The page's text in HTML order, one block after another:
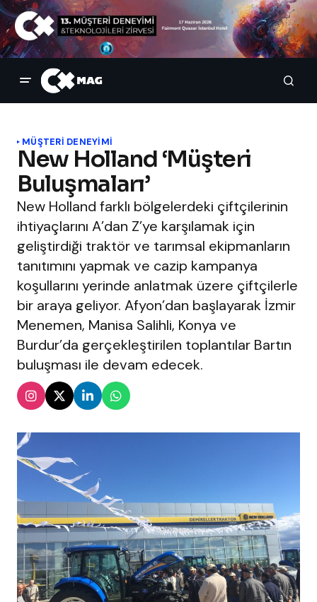
MÜŞTERI DENEYIMI
New Holland ‘Müşteri
Buluşmaları’
New Holland farklı bölgelerdeki çiftçilerinin
ihtiyaçlarını A’dan Z’ye karşılamak için
geliştirdiği traktör ve tarımsal ekipmanların
tanıtımını yapmak ve cazip kampanya
koşullarını yerinde anlatmak üzere çiftçilerle
bir araya geliyor. Afyon’dan başlayarak İzmir
Menemen, Manisa Salihli, Konya ve
Burdur’da gerçekleştirilen toplantılar Bartın
buluşması ile devam edecek.